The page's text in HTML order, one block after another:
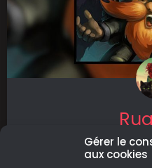
Gérer le
aux cookies
Ruggnar est un